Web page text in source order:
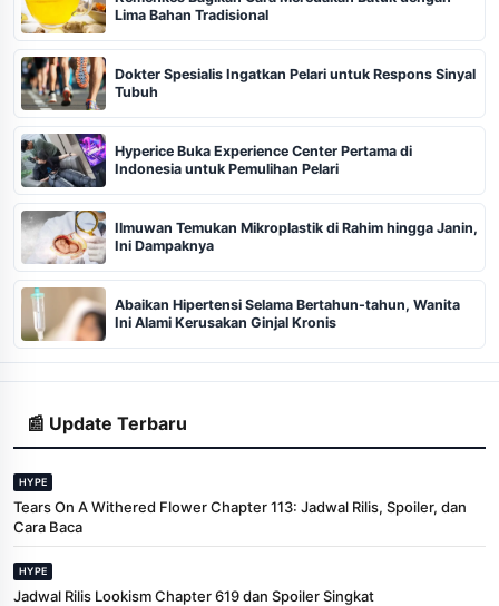
Lima Bahan Tradisional
Dokter Spesialis Ingatkan Pelari untuk Respons Sinyal
Tubuh
Hyperice Buka Experience Center Pertama di
Indonesia untuk Pemulihan Pelari
Ilmuwan Temukan Mikroplastik di Rahim hingga Janin,
Ini Dampaknya
Abaikan Hipertensi Selama Bertahun-tahun, Wanita
Ini Alami Kerusakan Ginjal Kronis
📰 Update Terbaru
HYPE
Tears On A Withered Flower Chapter 113: Jadwal Rilis, Spoiler, dan
Cara Baca
HYPE
Jadwal Rilis Lookism Chapter 619 dan Spoiler Singkat